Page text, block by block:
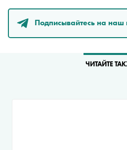
Подписывайтесь на наш
ЧИТАЙТЕ